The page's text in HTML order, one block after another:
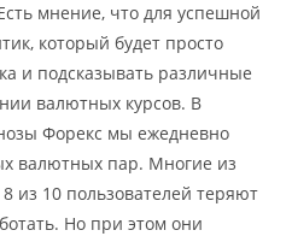
мнение, что для успешной
который будет просто
и подсказывать различные
валютных курсов. В
Форекс мы ежедневно
валютных пар. Многие из
из 10 пользователей теряют
Но при этом они